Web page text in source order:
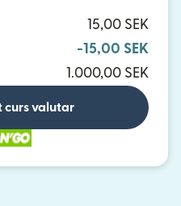
15,00 SEK
-15,00 SEK
1.000,00 SEK
curs valutar